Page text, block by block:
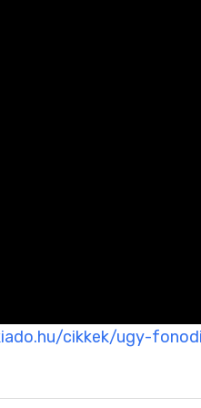
cikkek/ugy-